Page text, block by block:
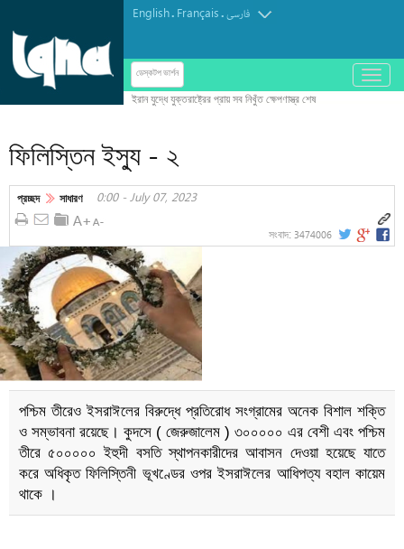
English. Français.فارسی
ডেস্কটপ ভার্শন
باز
و
ফিলিস্তিন ইস্যু - ২
প্রচ্ছদ সাধারণ 0:00 - July 07, 2023
সংবাদ: 3474006
পশ্চিম তীরেও ইসরাঈলের বিরুদ্ধে প্রতিরোধ সংগ্রামের অনেক বিশাল শক্তি
ও সম্ভাবনা রয়েছে। কুদসে ( জেরুজালেম ) ৩০০০০০ এর বেশী এবং পশ্চিম
তীরে ৫০০০০০ ইহুদী বসতি স্থাপনকারীদের আবাসন দেওয়া হয়েছে যাতে
করে অধিকৃত ফিলিস্তিনী ভূখণ্ডের ওপর ইসরাঈলের আধিপত্য বহাল কায়েম
থাকে ।